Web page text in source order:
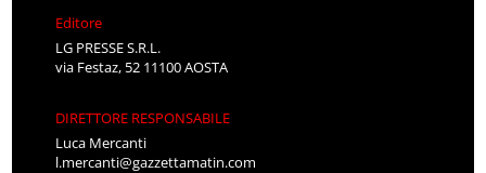
Editore
LG PRESSE S.R.L.
via Festaz, 52 11100 AOSTA
DIRETTORE RESPONSABILE
Luca Mercanti
l.mercanti@gazzettamatin.com